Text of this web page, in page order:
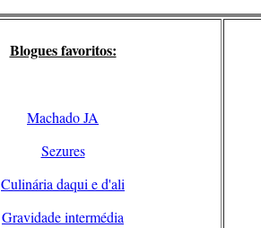
Blogues favoritos:
Machado JA
Sezures
Culinária daqui e d'ali
Gravidade intermédia